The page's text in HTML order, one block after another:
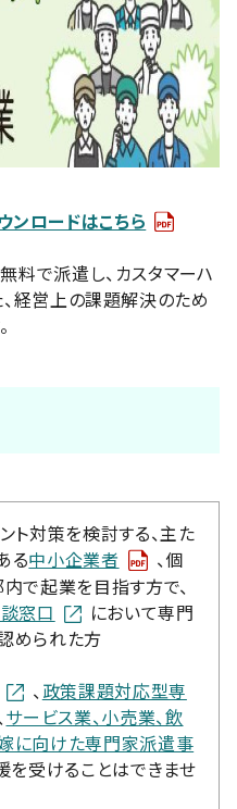
ンロードはこちら
で派遣し、カスタマーハ
経営上の課題解決のため
ト対策を検討する、主た
る中小企業者
、個
で起業を目指す方で、
窓口
において専門
められた方
、 政策課題対応型専
サービス業、小売業、飲
に向けた専門家派遣事
を受けることはできませ